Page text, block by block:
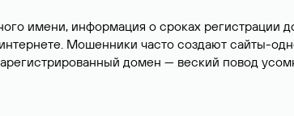
имени, информация о сроках регистрации
Мошенники часто создают сайты-
домен — веский повод